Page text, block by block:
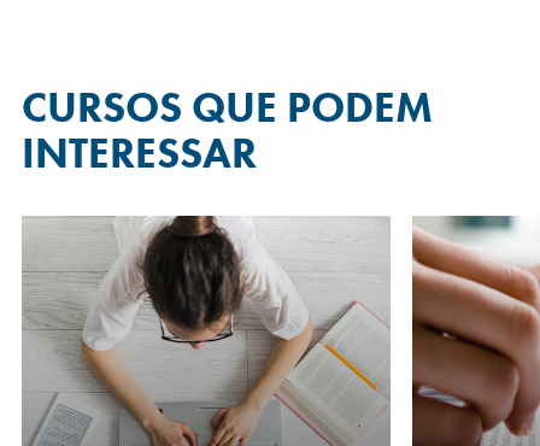
CURSOS QUE PODEM
INTERESSAR